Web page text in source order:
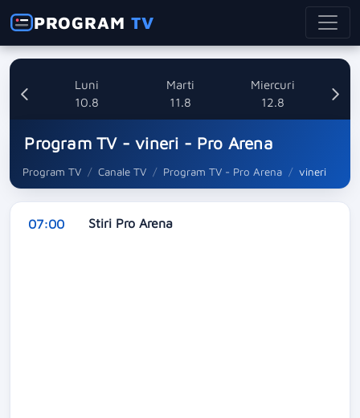
PROGRAMTV
Luni
10.8
Marti
11.8
Miercuri
12.8
Program TV - vineri - Pro Arena
Program TV Canale TV Program TV - Pro Arena vineri
07:00 Stiri Pro Arena